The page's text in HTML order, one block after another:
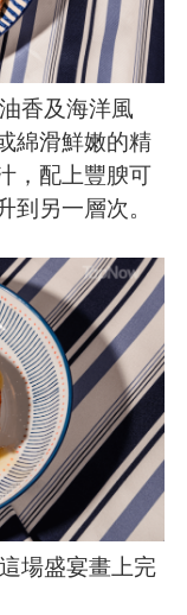
香及海洋風
綿滑鮮嫩的精
，配上豐腴可
到另一層次。
場盛宴畫上完